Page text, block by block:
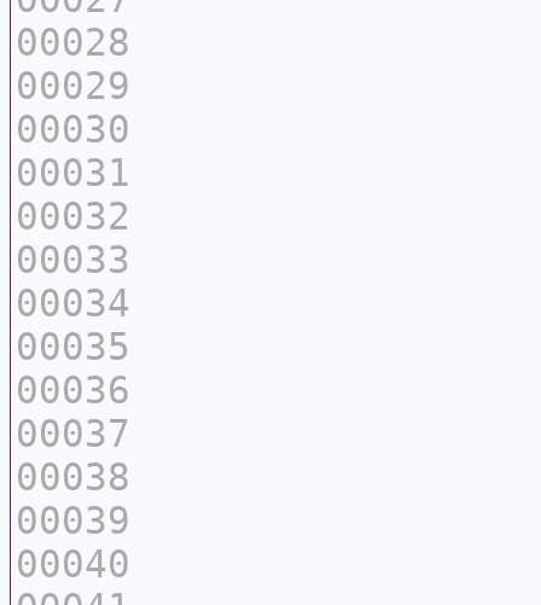
00028
00029
00030
00031
00032
00033
00034
00035
00036
00037
00038
00039
00040